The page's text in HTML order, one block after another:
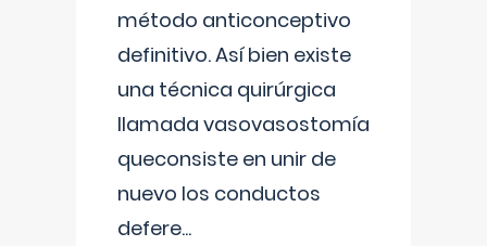
método anticonceptivo
definitivo. Así bien existe
una técnica quirúrgica
llamada vasovasostomía
queconsiste en unir de
nuevo los conductos
defere...